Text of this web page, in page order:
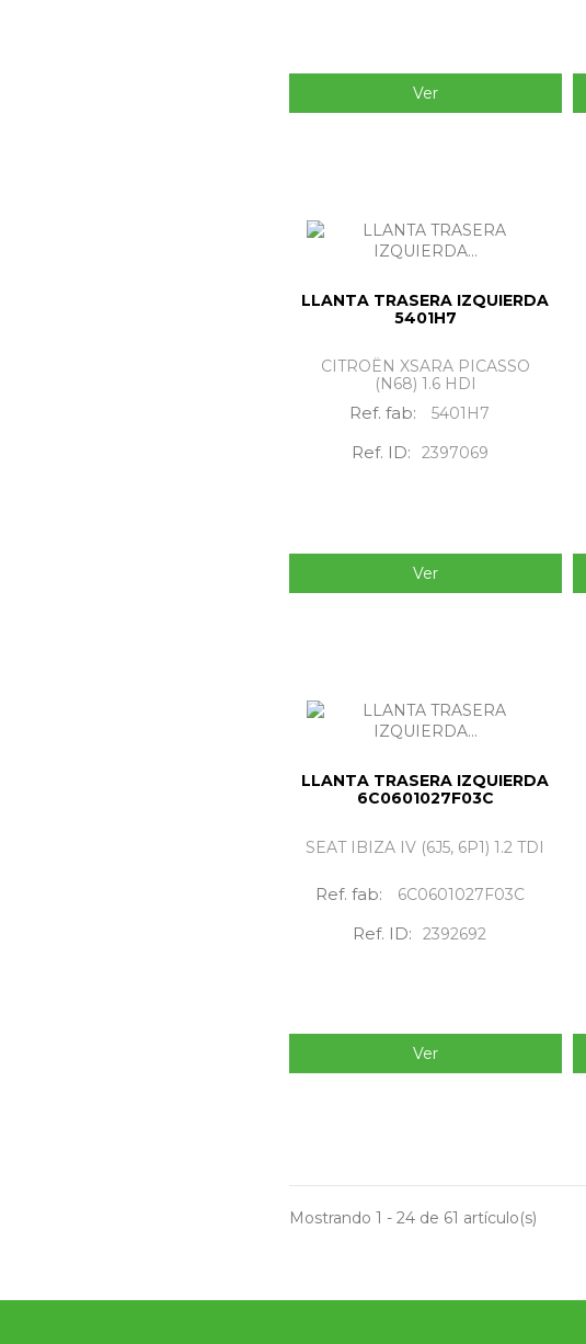
Ver
LLANTA TRASERA IZQUIERDA
5401H7
CITROËN XSARA PICASSO
(N68) 1.6 HDI
Ref. fab: 5401H7
Ref. ID: 2397069
Ver
LLANTA TRASERA IZQUIERDA
6C0601027F03C
SEAT IBIZA IV (6J5, 6P1) 1.2 TDI
Ref. fab: 6C0601027F03C
Ref. ID: 2392692
Ver
Mostrando 1 - 24 de 61 artículo(s)